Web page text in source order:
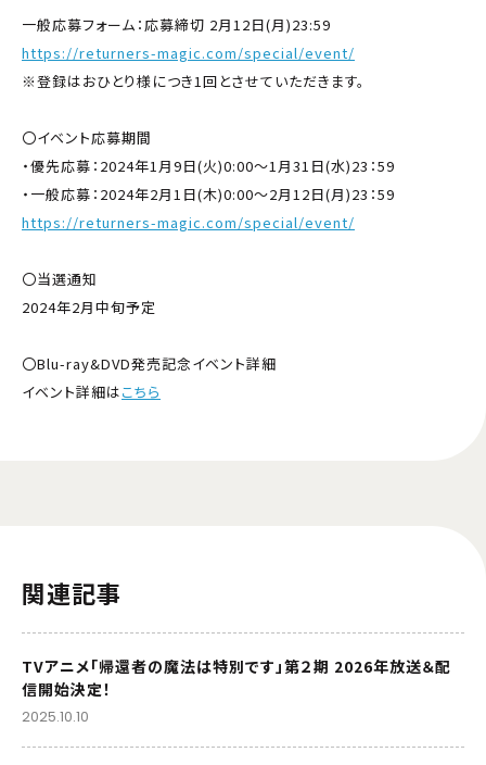
一般応募フォーム：応募締切 2月12日(月)23:59
https://returners-magic.com/special/event/
※登録はおひとり様につき1回とさせていただきます。
〇イベント応募期間
・優先応募：2024年1月9日(火)0:00～1月31日(水)23：59
・一般応募：2024年2月1日(木)0:00～2月12日(月)23：59
https://returners-magic.com/special/event/
〇当選通知
2024年2月中旬予定
〇Blu-ray&DVD発売記念イベント詳細
イベント詳細はこちら
関連記事
TVアニメ「帰還者の魔法は特別です」第２期 2026年放送＆配
信開始決定！
2025.10.10